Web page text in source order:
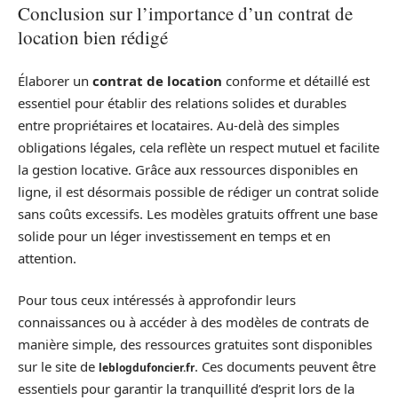
Conclusion sur l’importance d’un contrat de
location bien rédigé
Élaborer un contrat de location conforme et détaillé est
essentiel pour établir des relations solides et durables
entre propriétaires et locataires. Au-delà des simples
obligations légales, cela reflète un respect mutuel et facilite
la gestion locative. Grâce aux ressources disponibles en
ligne, il est désormais possible de rédiger un contrat solide
sans coûts excessifs. Les modèles gratuits offrent une base
solide pour un léger investissement en temps et en
attention.
Pour tous ceux intéressés à approfondir leurs
connaissances ou à accéder à des modèles de contrats de
manière simple, des ressources gratuites sont disponibles
sur le site de leblogdufoncier.fr. Ces documents peuvent être
essentiels pour garantir la tranquillité d’esprit lors de la